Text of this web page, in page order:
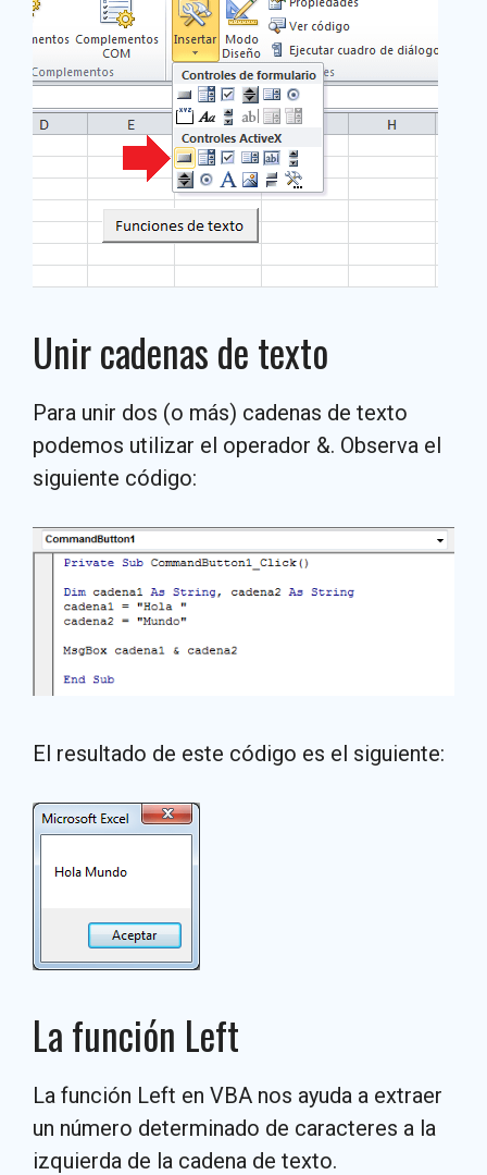
Unir cadenas de texto
Para unir dos (o más) cadenas de texto
podemos utilizar el operador &. Observa el
siguiente código:
El resultado de este código es el siguiente:
La función Left
La función Left en VBA nos ayuda a extraer
un número determinado de caracteres a la
izquierda de la cadena de texto.